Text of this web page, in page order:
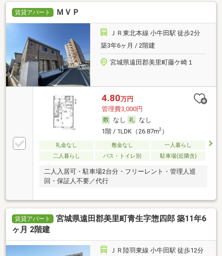
賃貸アパート ＭＶＰ
ＪＲ東北本線 小牛田駅 徒歩2分
築3年6ヶ月 / 2階建
宮城県遠田郡美里町藤ケ崎１
4.80万円
管理費3,000円
なし
なし
1階 / 1LDK（26.87m2）
礼金なし 敷金なし
一人暮らし
二人暮らし
バス・トイレ別 駐車場(近隣含)
二人入居可・駐車場2台分・フリーレント・管理人巡
回・保証人不要／代行
賃貸アパート
宮城県遠田郡美里町青生字惣四郎 築11年6
ヶ月 2階建
ＪＲ陸羽東線 小牛田駅 徒歩12分